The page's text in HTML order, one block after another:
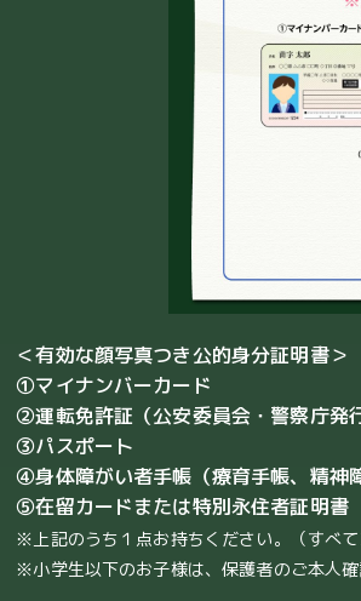
＜有効な顔写真つき公的身分証明書＞
①マイナンバーカード
②運転免許証（公安委員会・警察庁発
③パスポート
④身体障がい者手帳（療育手帳、精神
⑤在留カードまたは特別永住者証明書
※上記のうち１点お持ちください。（すべて
※小学生以下のお子様は、保護者のご本人